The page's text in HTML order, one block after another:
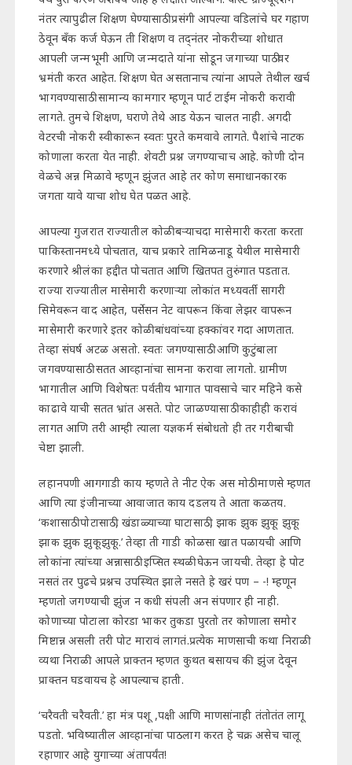
नंतर त्यापुढील शिक्षण घेण्यासाठी प्रसंगी आपल्या वडिलांचे घर गहाण
ठेवून बँक कर्ज घेऊन ती शिक्षण व तद्नंतर नोकरीच्या शोधात
आपली जन्मभूमी आणि जन्मदाते यांना सोडून जगाच्या पाठीवर
भ्रमंती करत आहेत. शिक्षण घेत असतानाच त्यांना आपले तेथील खर्च
भागवण्यासाठी सामान्य कामगार म्हणून पार्ट टाईम नोकरी करावी
लागते. तुमचे शिक्षण, घराणे तेथे आड येऊन चालत नाही. अगदी
वेटरची नोकरी स्वीकारून स्वतः पुरते कमवावे लागते. पैशांचे नाटक
कोणाला करता येत नाही. शेवटी प्रश्न जगण्याचाच आहे. कोणी दोन
वेळचे अन्न मिळावे म्हणून झुंजत आहे तर कोण समाधानकारक
जगता यावे याचा शोध घेत पळत आहे.
आपल्या गुजरात राज्यातील कोळी बऱ्याचदा मासेमारी करता करता
पाकिस्तानमध्ये पोचतात, याच प्रकारे तामिळनाडू येथील मासेमारी
करणारे श्रीलंका हद्दीत पोचतात आणि खितपत तुरुंगात पडतात.
राज्या राज्यातील मासेमारी करणाऱ्या लोकांत मध्यवर्ती सागरी
सिमेवरून वाद आहेत, पर्सेसन नेट वापरून किंवा लेझर वापरून
मासेमारी करणारे इतर कोळी बांधवांच्या हक्कांवर गदा आणतात.
तेव्हा संघर्ष अटळ असतो. स्वतः जगण्यासाठी आणि कुटुंबाला
जगवण्यासाठी सतत आव्हानांचा सामना करावा लागतो. ग्रामीण
भागातील आणि विशेषतः पर्वतीय भागात पावसाचे चार महिने कसे
काढावे याची सतत भ्रांत असते. पोट जाळण्यासाठी काहीही करावं
लागत आणि तरी आम्ही त्याला यज्ञकर्म संबोधतो ही तर गरीबाची
चेष्टा झाली.
लहानपणी आगगाडी काय म्हणते ते नीट ऐक अस मोठी माणसे म्हणत
आणि त्या इंजीनाच्या आवाजात काय दडलय ते आता कळतय.
‘कशासाठी पोटासाठी, खंडाळ्याच्या घाटासाठी, झाक झुक झुकू झुकू
झाक झुक झुकूझुकू.’ तेव्हा ती गाडी कोळसा खात पळायची आणि
लोकांना त्यांच्या अन्नासाठी इप्सित स्थळी घेऊन जायची. तेव्हा हे पोट
नसतं तर पुढचे प्रश्नच उपस्थित झाले नसते हे खरं पण – -! म्हणून
म्हणतो जगण्याची झुंज न कधी संपली अन संपणार ही नाही.
कोणाच्या पोटाला कोरडा भाकर तुकडा पुरतो तर कोणाला समोर
मिष्टान्न असली तरी पोट मारावं लागतं.प्रत्येक माणसाची कथा निराळी
व्यथा निराळी. आपले प्राक्तन म्हणत कुथत बसायच की झुंज देवून
प्राक्तन घडवायच हे आपल्याच हाती.
‘चरैवती चरैवती.’ हा मंत्र पशू ,पक्षी आणि माणसांनाही तंतोतंत लागू
पडतो. भविष्यातील आव्हानांचा पाठलाग करत हे चक्र असेच चालू
रहाणार आहे युगाच्या अंतापर्यंत!